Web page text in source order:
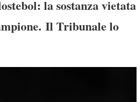
la sostanza vietata
Il Tribunale lo